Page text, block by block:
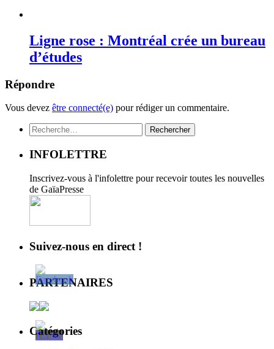
Ligne rose : Montréal crée un bureau
d’études
Répondre
Vous devez être connecté(e) pour rédiger un commentaire.
Rechercher :
INFOLETTRE
Inscrivez-vous à l'infolettre pour recevoir toutes les nouvelles
de GaïaPresse
Suivez-nous en direct !
PARTENAIRES
Catégories